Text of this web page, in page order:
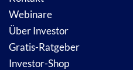
Webinare
Über Investor
Gratis-Ratgeber
Investor-Shop